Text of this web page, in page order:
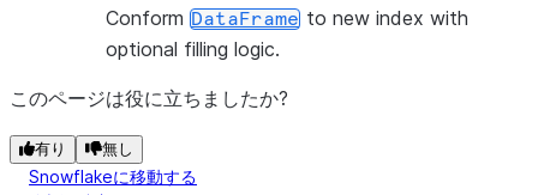
Conform DataFrame to new index with
optional filling logic.
このページは役に立ちましたか?
有り 無し
Snowflakeに移動する